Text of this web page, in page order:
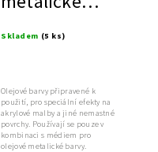
Skladem (5 ks)
Olejové barvy připravené k
použití, pro speciální efekty na
akrylové malby a jiné nemastné
povrchy. Používají se pouze v
kombinaci s médiem pro
olejové metalické barvy.